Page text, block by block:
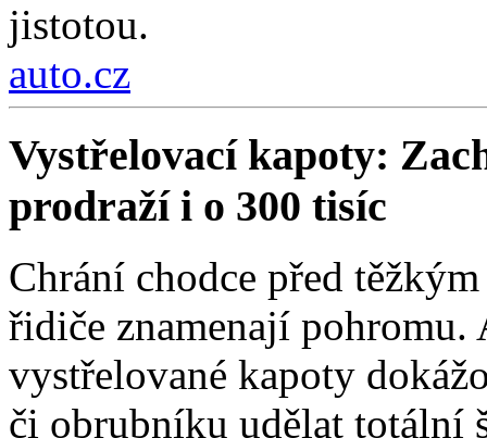
jistotou.
auto.cz
Vystřelovací kapoty:
prodraží i o 300 tisíc
Chrání chodce před
řidiče znamenají
vystřelované kapoty
či obrubníku udělat totální